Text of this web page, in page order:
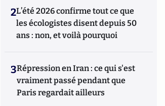
2L’été 2026 confirme tout ce que
les écologistes disent depuis 50
ans : non, et voilà pourquoi
3Répression en Iran : ce qui s'est
vraiment passé pendant que
Paris regardait ailleurs